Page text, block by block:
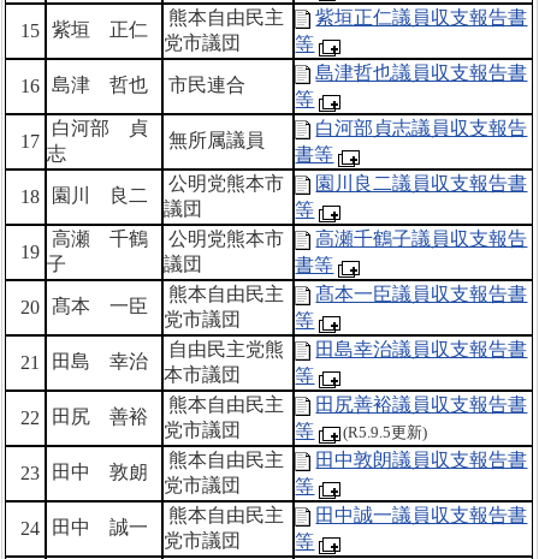
15 紫垣 正仁
熊本自由民主
党市議団
紫垣正仁議員収支報告書
等
16 島津 哲也 市民連合
島津哲也議員収支報告書
等
17
白河部 貞
志
無所属議員
白河部貞志議員収支報告
書等
18 園川 良二
公明党熊本市
議団
園川良二議員収支報告書
等
19
高瀬 千鶴
子
公明党熊本市
議団
高瀬千鶴子議員収支報告
書等
20 髙本 一臣
熊本自由民主
党市議団
髙本一臣議員収支報告書
等
21 田島 幸治
自由民主党熊
本市議団
田島幸治議員収支報告書
等
22 田尻 善裕
熊本自由民主
党市議団
田尻善裕議員収支報告書
等
(R5.9.5更新)
23 田中 敦朗
熊本自由民主
党市議団
田中敦朗議員収支報告書
等
24 田中 誠一
熊本自由民主
党市議団
田中誠一議員収支報告書
等